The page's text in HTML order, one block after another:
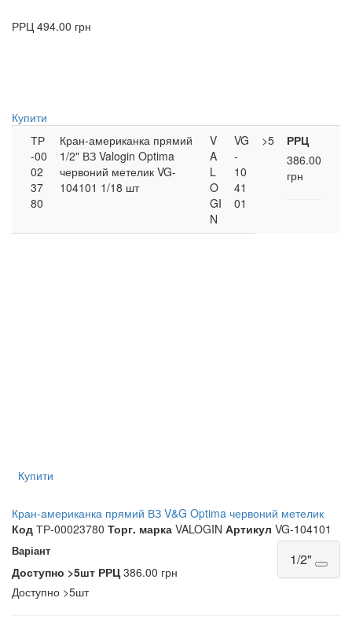
РРЦ 494.00 грн
Купити
ТР
-00
02
37
80
Кран-американка прямий
1/2" ВЗ Valogin Optima
червоний метелик VG-
104101 1/18 шт
V
A
L
O
GI
N
VG
-
10
41
01
>5
РРЦ
386.00
грн
Купити
Кран-американка прямий ВЗ V&G Optima червоний метелик
Код ТР-00023780 Торг. марка VALOGIN Артикул VG-104101
Варіант 1/2"
Доступно >5шт РРЦ386.00 грн
Доступно >5шт